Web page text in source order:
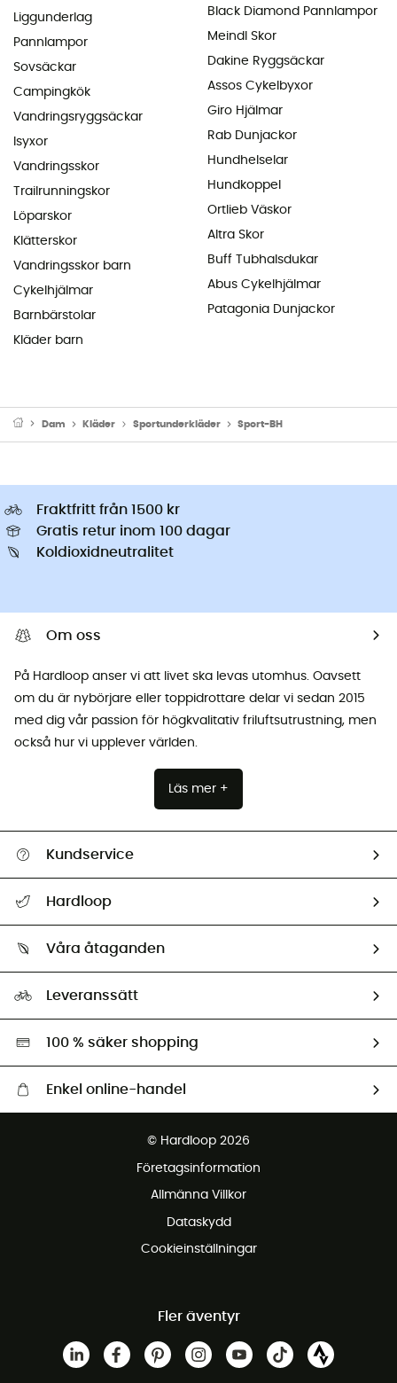
Liggunderlag
Pannlampor
Sovsäckar
Campingkök
Vandringsryggsäckar
Isyxor
Vandringsskor
Trailrunningskor
Löparskor
Klätterskor
Vandringsskor barn
Cykelhjälmar
Barnbärstolar
Kläder barn
Black Diamond Pannlampor
Meindl Skor
Dakine Ryggsäckar
Assos Cykelbyxor
Giro Hjälmar
Rab Dunjackor
Hundhelselar
Hundkoppel
Ortlieb Väskor
Altra Skor
Buff Tubhalsdukar
Abus Cykelhjälmar
Patagonia Dunjackor
Dam Kläder Sportunderkläder Sport-BH
Fraktfritt från 1500 kr
Gratis retur inom 100 dagar
Koldioxidneutralitet
Om oss
På Hardloop anser vi att livet ska levas utomhus. Oavsett
om du är nybörjare eller toppidrottare delar vi sedan 2015
med dig vår passion för högkvalitativ friluftsutrustning, men
också hur vi upplever världen.
Läs mer +
Kundservice
Retur & återbetalning
Hardloop
Ambassadörer
Våra åtaganden
Miljöanpassat urval
Leveranssätt
100 % säker shopping
Enkel online-handel
© Hardloop 2026
Företagsinformation
Allmänna Villkor
Dataskydd
Cookieinställningar
Fler äventyr